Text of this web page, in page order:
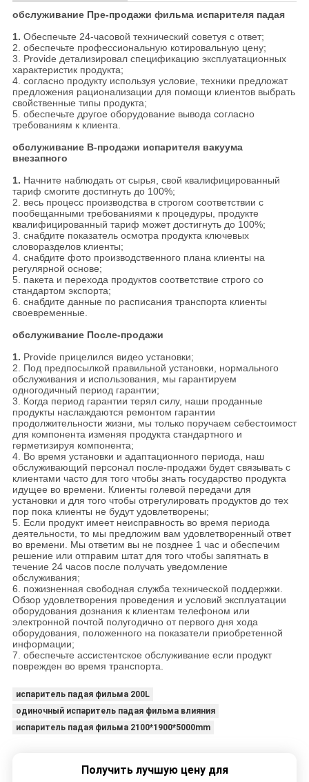
обслуживание Пре-продажи фильма испарителя падая
1. Обеспечьте 24-часовой технический советуя с ответ;
2. обеспечьте профессиональную котировальную цену;
3. Provide детализировал спецификацию эксплуатационных
характеристик продукта;
4. согласно продукту используя условие, техники предложат
предложения рационализации для помощи клиентов выбрать
свойственные типы продукта;
5. обеспечьте другое оборудование вывода согласно
требованиям к клиента.
обслуживание В-продажи испарителя вакуума
внезапного
1. Начните наблюдать от сырья, свой квалифицированный
тариф смогите достигнуть до 100%;
2. весь процесс производства в строгом соответствии с
пообещанными требованиями к процедуры, продукте
квалифицированный тариф может достигнуть до 100%;
3. снабдите показатель осмотра продукта ключевых
словоразделов клиенты;
4. снабдите фото производственного плана клиенты на
регулярной основе;
5. пакета и перехода продуктов соответствие строго со
стандартом экспорта;
6. снабдите данные по расписания транспорта клиенты
своевременные.
обслуживание После-продажи
1. Provide прицелился видео установки;
2. Под предпосылкой правильной установки, нормального
обслуживания и использования, мы гарантируем
одногодичный период гарантии;
3. Когда период гарантии терял силу, наши проданные
продукты наслаждаются ремонтом гарантии
продолжительности жизни, мы только поручаем себестоимост
для компонента изменяя продукта стандартного и
герметизируя компонента;
4. Во время установки и адаптационного периода, наш
обслуживающий персонал после-продажи будет связывать с
клиентами часто для того чтобы знать государство продукта
идущее во времени. Клиенты голевой передачи для
установки и для того чтобы отрегулировать продуктов до тех
пор пока клиенты не будут удовлетворены;
5. Если продукт имеет неисправность во время периода
деятельности, то мы предложим вам удовлетворенный ответ
во времени. Мы ответим вы не позднее 1 час и обеспечим
решение или отправим штат для того чтобы запятнать в
течение 24 часов после получать уведомление
обслуживания;
6. пожизненная свободная служба технической поддержки.
Обзор удовлетворения проведения и условий эксплуатации
оборудования дознания к клиентам телефоном или
электронной почтой полугодично от первого дня хода
оборудования, положенного на показатели приобретенной
информации;
7. обеспечьте ассистентское обслуживание если продукт
поврежден во время транспорта.
испаритель падая фильма 200L
одиночный испаритель падая фильма влияния
испаритель падая фильма 2100*1900*5000mm
Получить лучшую цену для